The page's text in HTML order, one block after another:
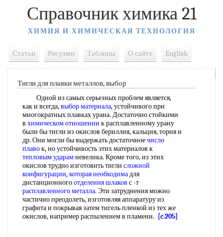
Справочник химика 21
ХИМИЯ И ХИМИЧЕСКАЯ ТЕХНОЛОГИЯ
Статьи Рисунки Таблицы О сайте English
Тигли для плавки металлов, выбор
Одной из самых серьезных проблем является,
как и всегда,выбор материала, устойчивого при
многократных плавках урана. Достаточно стойкими
в химическом отношении к расплавленному урану
были бы тигли из окислов бериллия, кальция, тория и
др. Они могли бы выдержать достаточноечисло
плавок, но устойчивость этих материалов к
тепловым ударамневелика. Кроме того, из этих
окислов трудно изготовить тигли сложной
конфигурации,которая необходимадля
дистанционногоотделения шлаков с -т
расплавленного металла. Эти затруднения можно
частично преодолеть, изготовляя аппаратуру из
графита и покрывая затем тигель пленкой из тех же
окислов, например распылением в пламени.
[c.205]